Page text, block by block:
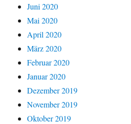
Juni 2020
Mai 2020
April 2020
März 2020
Februar 2020
Januar 2020
Dezember 2019
November 2019
Oktober 2019